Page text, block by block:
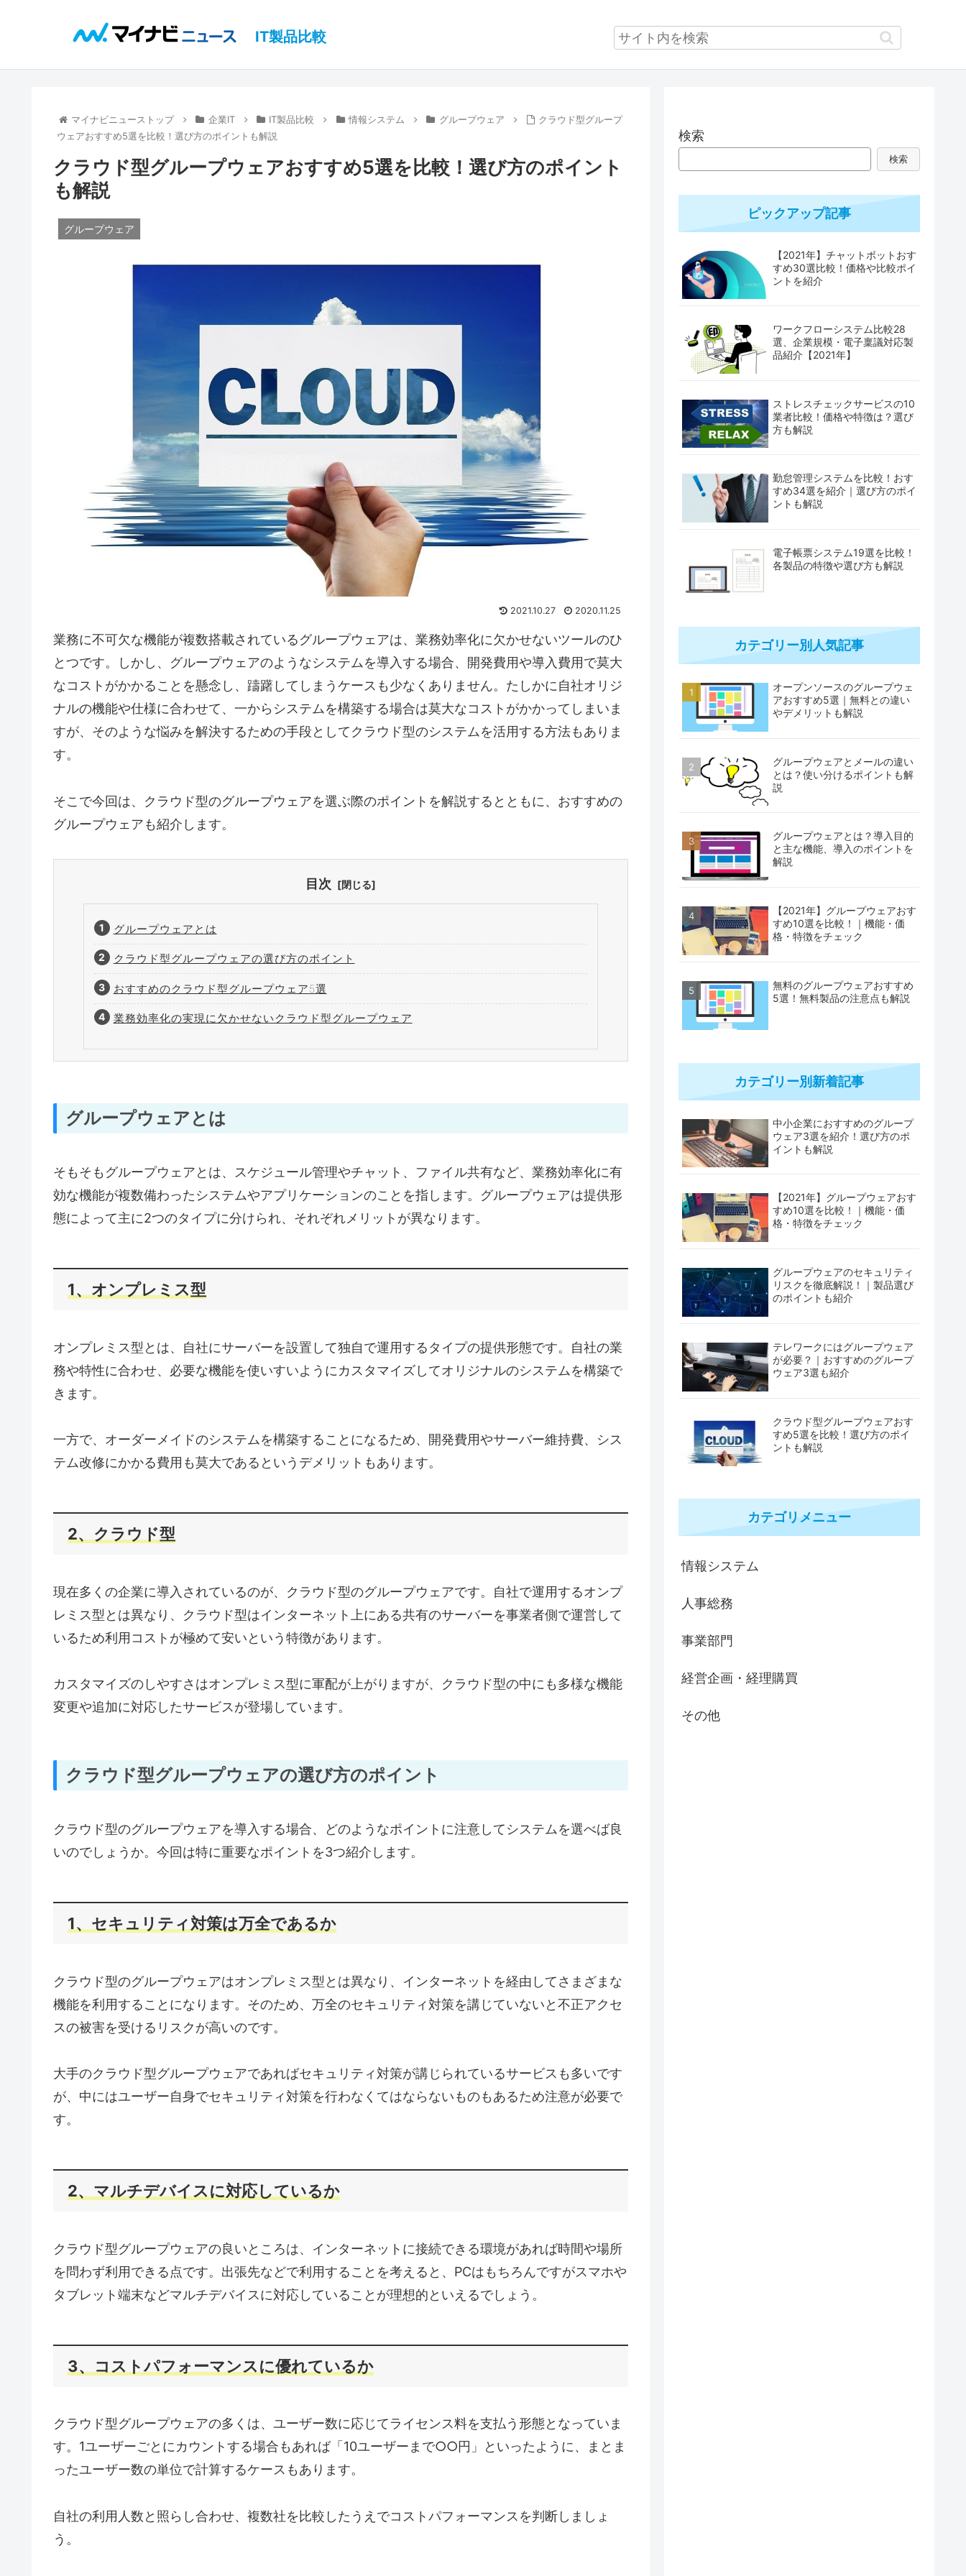
IT製品比較
マイナビニューストップ 企業IT IT製品比較 情報システム グループウェア
クラウド型グループ
ウェアおすすめ5選を比較！選び方のポイントも解説
クラウド型グループウェアおすすめ5選を比較！選び方のポイント
も解説
グループウェア
2021.10.27 2020.11.25
業務に不可欠な機能が複数搭載されているグループウェアは、業務効率化に欠かせないツールのひ
とつです。しかし、グループウェアのようなシステムを導入する場合、開発費用や導入費用で莫大
なコストがかかることを懸念し、躊躇してしまうケースも少なくありません。たしかに自社オリジ
ナルの機能や仕様に合わせて、一からシステムを構築する場合は莫大なコストがかかってしまいま
すが、そのような悩みを解決するための手段としてクラウド型のシステムを活用する方法もありま
す。
そこで今回は、クラウド型のグループウェアを選ぶ際のポイントを解説するとともに、おすすめの
グループウェアも紹介します。
目次
グループウェアとは
クラウド型グループウェアの選び方のポイント
おすすめのクラウド型グループウェア5選
業務効率化の実現に欠かせないクラウド型グループウェア
グループウェアとは
そもそもグループウェアとは、スケジュール管理やチャット、ファイル共有など、業務効率化に有
効な機能が複数備わったシステムやアプリケーションのことを指します。グループウェアは提供形
態によって主に2つのタイプに分けられ、それぞれメリットが異なります。
1、オンプレミス型
オンプレミス型とは、自社にサーバーを設置して独自で運用するタイプの提供形態です。自社の業
務や特性に合わせ、必要な機能を使いすいようにカスタマイズしてオリジナルのシステムを構築で
きます。
一方で、オーダーメイドのシステムを構築することになるため、開発費用やサーバー維持費、シス
テム改修にかかる費用も莫大であるというデメリットもあります。
2、クラウド型
現在多くの企業に導入されているのが、クラウド型のグループウェアです。自社で運用するオンプ
レミス型とは異なり、クラウド型はインターネット上にある共有のサーバーを事業者側で運営して
いるため利用コストが極めて安いという特徴があります。
カスタマイズのしやすさはオンプレミス型に軍配が上がりますが、クラウド型の中にも多様な機能
変更や追加に対応したサービスが登場しています。
クラウド型グループウェアの選び方のポイント
クラウド型のグループウェアを導入する場合、どのようなポイントに注意してシステムを選べば良
いのでしょうか。今回は特に重要なポイントを3つ紹介します。
1、セキュリティ対策は万全であるか
クラウド型のグループウェアはオンプレミス型とは異なり、インターネットを経由してさまざまな
機能を利用することになります。そのため、万全のセキュリティ対策を講じていないと不正アクセ
スの被害を受けるリスクが高いのです。
大手のクラウド型グループウェアであればセキュリティ対策が講じられているサービスも多いです
が、中にはユーザー自身でセキュリティ対策を行わなくてはならないものもあるため注意が必要で
す。
2、マルチデバイスに対応しているか
クラウド型グループウェアの良いところは、インターネットに接続できる環境があれば時間や場所
を問わず利用できる点です。出張先などで利用することを考えると、PCはもちろんですがスマホや
タブレット端末などマルチデバイスに対応していることが理想的といえるでしょう。
3、コストパフォーマンスに優れているか
クラウド型グループウェアの多くは、ユーザー数に応じてライセンス料を支払う形態となっていま
す。1ユーザーごとにカウントする場合もあれば「10ユーザーまで○○円」といったように、まとま
ったユーザー数の単位で計算するケースもあります。
自社の利用人数と照らし合わせ、複数社を比較したうえでコストパフォーマンスを判断しましょ
う。
検索
検索
ピックアップ記事
【2021年】チャットボットおす
すめ30選比較！価格や比較ポイ
ントを紹介
ワークフローシステム比較28
選、企業規模・電子稟議対応製
品紹介【2021年】
ストレスチェックサービスの10
業者比較！価格や特徴は？選び
方も解説
勤怠管理システムを比較！おす
すめ34選を紹介｜選び方のポイ
ントも解説
電子帳票システム19選を比較！
各製品の特徴や選び方も解説
カテゴリー別人気記事
オープンソースのグループウェ
アおすすめ5選｜無料との違い
やデメリットも解説
グループウェアとメールの違い
とは？使い分けるポイントも解
説
グループウェアとは？導入目的
と主な機能、導入のポイントを
解説
【2021年】グループウェアおす
すめ10選を比較！｜機能・価
格・特徴をチェック
無料のグループウェアおすすめ
5選！無料製品の注意点も解説
カテゴリー別新着記事
中小企業におすすめのグループ
ウェア3選を紹介！選び方のポ
イントも解説
【2021年】グループウェアおす
すめ10選を比較！｜機能・価
格・特徴をチェック
グループウェアのセキュリティ
リスクを徹底解説！｜製品選び
のポイントも紹介
テレワークにはグループウェア
が必要？｜おすすめのグループ
ウェア3選も紹介
クラウド型グループウェアおす
すめ5選を比較！選び方のポイ
ントも解説
カテゴリメニュー
情報システム
人事総務
事業部門
経営企画・経理購買
その他